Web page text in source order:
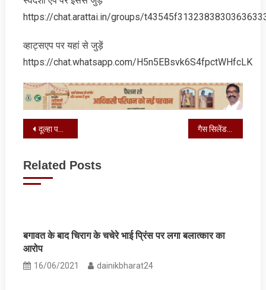
https://chat.arattai.in/groups/
व्‍हाट्सएप पर यहां से जुड़ें
https://chat.whatsapp.com/H5n5EBsvk6S4fpctWHfcLK
Post
दूल्‍हा पक्ष की शर्त और पंचायत के फैसले से चर्चा में आ गई ये शादी गैस सिलेंडर की कालाबाज़ारी में शामिल गिरोह पर हुई कार्रवाई
Related Posts
बगावत के बाद चिराग के चचेरे भाई प्रिंस पर लगा बलात्कार का
आरोप
16/06/2021 dainikbharat24